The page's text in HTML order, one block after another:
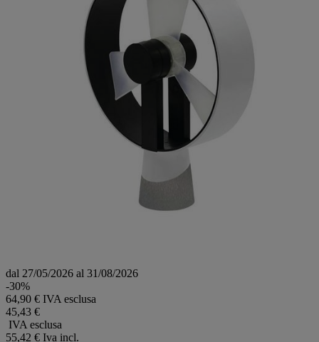
dal 27/05/2026 al 31/08/2026
-30%
64,90 € IVA esclusa
45,43 €
IVA esclusa
55,42 € Iva incl.